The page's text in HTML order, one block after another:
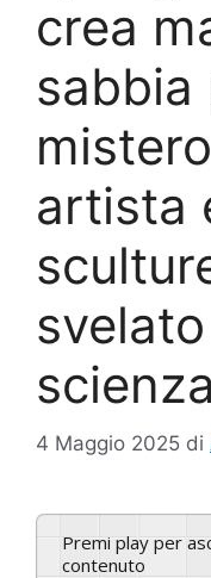
crea
sabbia
artista
scienza
4 Maggio 2025 di
Premi play per ascoltare questo
contenuto